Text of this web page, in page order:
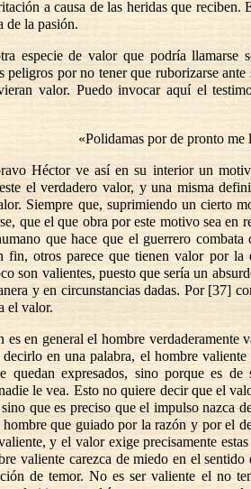
a causa de las heridas que reciben.
de la pasión.
especie de valor que podría llamarse
peligros por no tener que ruborizarse ante
valor. Puedo invocar aquí el
«Polidamas por de pronto me
Héctor ve así en su interior un
el verdadero valor, y una misma
Siempre que, suprimiendo un cierto
que el que obra por este motivo sea en
que hace que el guerrero
fin, otros parece que tienen valor por la
son valientes, puesto que sería un
y en circunstancias dadas. Por [37]
el valor.
es en general el hombre verdaderamente
decirlo en una palabra, el hombre
quedan expresados, sino porque es
le vea. Esto no quiere decir que el
que es preciso que el impulso nazca
que guiado por la razón y por el
y el valor exige precisamente
valiente carezca de miedo en el
de temor. No es ser valiente el no